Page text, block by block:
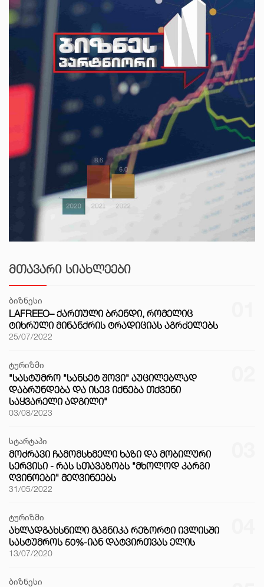
ᲛᲗᲐᲕᲐᲠᲘ ᲡᲘᲐᲮᲚᲔᲔᲑᲘ
ბიზნესი
LAFREEO– ᲥᲐᲠᲗᲣᲚᲘ ᲑᲠᲔᲜᲓᲘ, ᲠᲝᲛᲔᲚᲘᲪ
ᲢᲘᲮᲠᲣᲚᲘ ᲛᲘᲜᲐᲜᲥᲠᲘᲡ ᲢᲠᲐᲓᲘᲪᲘᲐᲡ ᲐᲒᲠᲫᲔᲚᲔᲑᲡ
25/07/2022
ტურიზმი
"ᲡᲐᲡᲢᲣᲛᲠᲝ "ᲡᲐᲜᲡᲔᲢ ᲨᲝᲕᲘ" ᲐᲣᲪᲘᲚᲔᲑᲚᲐᲓ
ᲓᲐᲑᲠᲣᲜᲓᲔᲑᲐ ᲓᲐ ᲘᲡᲔᲕ ᲘᲥᲜᲔᲑᲐ ᲗᲥᲕᲔᲜᲘ
ᲡᲐᲧᲕᲐᲠᲔᲚᲘ ᲐᲓᲒᲘᲚᲘ"
03/08/2023
სტარტაპი
ᲛᲝᲫᲠᲐᲕᲘ ᲩᲐᲛᲝᲛᲡᲮᲛᲔᲚᲘ ᲮᲐᲖᲘ ᲓᲐ ᲛᲝᲑᲘᲚᲣᲠᲘ
ᲡᲔᲠᲕᲘᲡᲘ - ᲠᲐᲡ ᲡᲗᲐᲕᲐᲖᲝᲑᲡ "ᲛᲮᲝᲚᲝᲓ ᲙᲐᲠᲒᲘ
ᲦᲕᲘᲜᲝᲔᲑᲘ" ᲛᲔᲦᲕᲘᲜᲔᲔᲑᲡ
31/05/2022
ტურიზმი
ᲐᲮᲚᲐᲓᲒᲐᲮᲡᲜᲘᲚᲘ ᲛᲐᲒᲜᲘᲙᲐ ᲠᲔᲖᲝᲠᲢᲘ ᲘᲕᲚᲘᲡᲨᲘ
ᲡᲐᲡᲢᲣᲛᲠᲝᲡ 50%-ᲘᲐᲜ ᲓᲐᲢᲕᲘᲠᲗᲕᲐᲡ ᲔᲚᲘᲡ
13/07/2020
ბიზნესი